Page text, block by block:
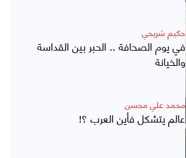
حكيم شريحي
في يوم الصحافة .. الحبر بين القداسة
والخيانة
محمد علي محسن
عالم يتشكل فأين العرب ؟!